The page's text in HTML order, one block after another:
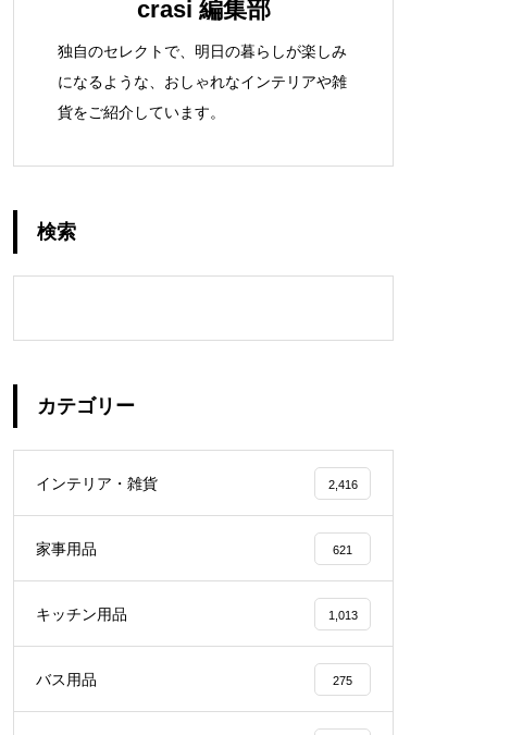
crasi 編集部
独自のセレクトで、明日の暮らしが楽しみ
になるような、おしゃれなインテリアや雑
貨をご紹介しています。
検索
カテゴリー
インテリア・雑貨 2,416
家事用品 621
キッチン用品 1,013
バス用品 275